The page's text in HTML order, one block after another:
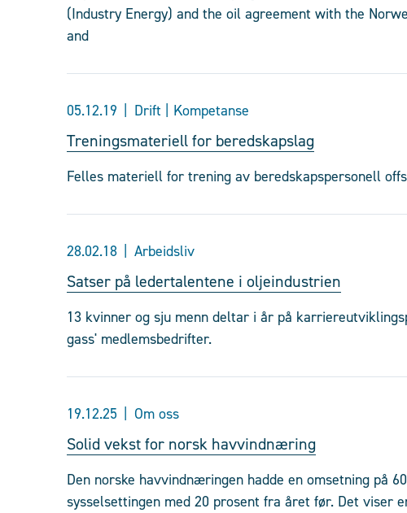
(Industry Energy) and the oil agreement with the
and
05.12.19 Drift | Kompetanse
Treningsmateriell for beredskapslag
Felles materiell for trening av beredskapspersonell
28.02.18 Arbeidsliv
Satser på ledertalentene i oljeindustrien
13 kvinner og sju menn deltar i år på
gass' medlemsbedrifter.
19.12.25 Om oss
Solid vekst for norsk havvindnæring
Den norske havvindnæringen hadde en omsetning på
sysselsettingen med 20 prosent fra året før. Det viser